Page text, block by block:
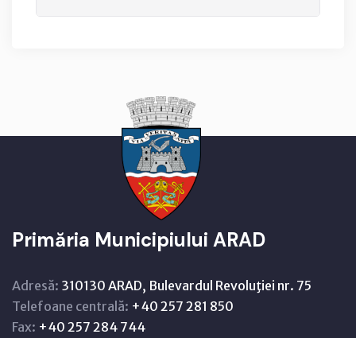
Primăria Municipiului ARAD
Adresă: 310130 ARAD, Bulevardul Revoluţiei nr. 75
Telefoane centrală: +40 257 281 850
Fax: +40 257 284 744